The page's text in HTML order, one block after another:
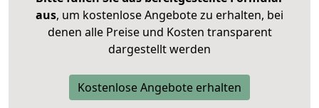
aus, um kostenlose Angebote zu erhalten, bei
denen alle Preise und Kosten transparent
dargestellt werden
Kostenlose Angebote erhalten